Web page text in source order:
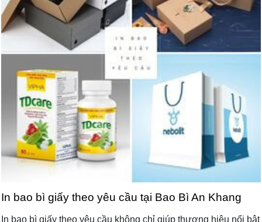
In bao bì giấy theo yêu cầu tại Bao Bì An Khang
In bao bì giấy theo yêu cầu không chỉ giúp thương hiệu nổi bật